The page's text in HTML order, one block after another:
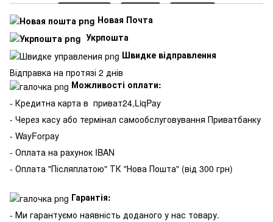
Новая Почта
Укрпошта
Швидке відправлення
Відправка на протязі 2 днів
Можливості оплати:
- Кредитна карта в приват24,LiqPay
- Через касу або термінал самообслуговування Приватбанку
- WayForpay
- Оплата на рахунок IBAN
- Оплата "Післяплатою" ТК "Нова Пошта" (від 300 грн)
Гарантія:
- Ми гарантуємо наявність доданого у нас товару.